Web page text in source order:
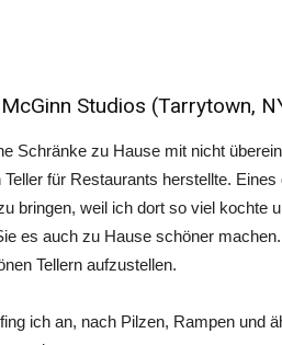
Studios (Tarrytown,
Schränke zu Hause mit nicht
für Restaurants herstellte.
bringen, weil ich dort so viel kochte
es auch zu Hause schöner
Tellern aufzustellen.
ich an, nach Pilzen, Rampen und